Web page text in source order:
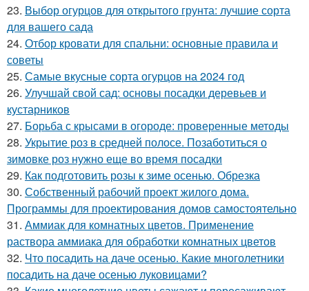
23. Выбор огурцов для открытого грунта: лучшие сорта
для вашего сада
24. Отбор кровати для спальни: основные правила и
советы
25. Самые вкусные сорта огурцов на 2024 год
26. Улучшай свой сад: основы посадки деревьев и
кустарников
27. Борьба с крысами в огороде: проверенные методы
28. Укрытие роз в средней полосе. Позаботиться о
зимовке роз нужно еще во время посадки
29. Как подготовить розы к зиме осенью. Обрезка
30. Собственный рабочий проект жилого дома.
Программы для проектирования домов самостоятельно
31. Аммиак для комнатных цветов. Применение
раствора аммиака для обработки комнатных цветов
32. Что посадить на даче осенью. Какие многолетники
посадить на даче осенью луковицами?